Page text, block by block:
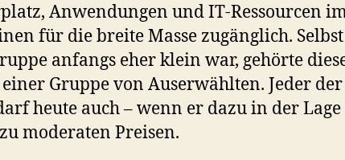
Anwendungen und IT-Ressourcen
für die breite Masse zugänglich.
anfangs eher klein war, gehörte
Gruppe von Auserwählten. Jeder der
heute auch – wenn er dazu in der Lage
moderaten Preisen.